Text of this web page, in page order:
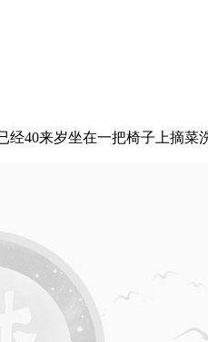
经40来岁坐在一把椅子上摘菜